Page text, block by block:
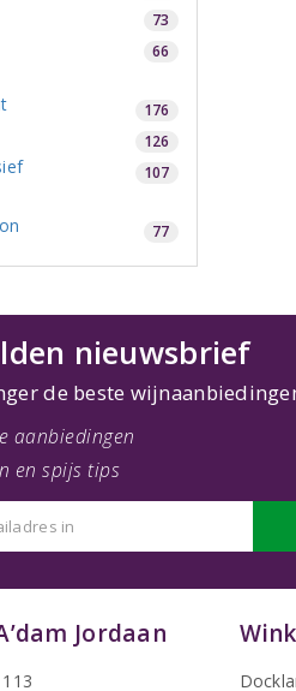
73
66
176
126
107
77
nieuwsbrief
de beste
aanbiedingen
en spijs tips
Jordaan